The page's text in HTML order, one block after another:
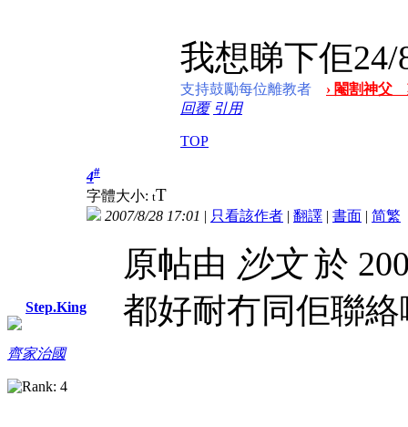
我想睇下佢
支持鼓勵每位離教者
› 閹割神父
回覆 引用
TOP
Step.King
齊家治國
4#
字體大小: tT
2007/8/28 17:01 | 只看該作者 | 翻譯 | 書面 | 简繁
原帖由 沙文於
都好耐冇同佢聯